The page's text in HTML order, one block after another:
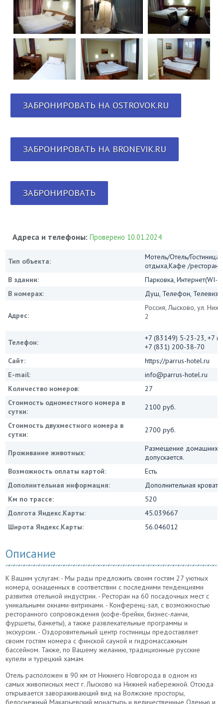
ЗАБРОНИРОВАТЬ НА OSTROVOK.RU
ЗАБРОНИРОВАТЬ НА BRONEVIK.RU
ЗАБРОНИРОВАТЬ
Адреса и телефоны:Проверено 10.01.2024
Тип объекта:
Мотель/Отель/
отдыха,Кафе /рестораны
В здании:
Парковка, Интернет(WI-
В номерах:
Душ, Телефон,
Адрес:
Россия, Лысково, ул.
2
Телефон:
+7 (83149) 5-23-23, +7
+7 (831) 200-38-70
Сайт:
https://parrus-hotel.ru
E-mail:
info@parrus-hotel.ru
Количество номеров:
27
Стоимость одноместного номера в
сутки:
2100 руб.
Стоимость двухместного номера в
сутки:
2700 руб.
Проживание животных:
Размещение домашних
допускается.
Возможность оплаты картой:
Есть
Дополнительная информация:
Дополнительная
Км по трассе:
520
Долгота Яндекс.Карты:
45.039667
Широта Яндекс.Карты:
56.046012
Описание
К Вашим услугам: - Мы рады предложить своим гостям 27 уютных
номера, оснащенных в соответствии с последними тенденциями
развития отельной индустрии. - Ресторан на 60 посадочных мест с
уникальными окнами-витринами. - Конференц-зал, с возможностью
ресторанного сопровождения (кофе-брейки, бизнес-ланчи,
фуршеты, банкеты), а также развлекательные программы и
экскурсии. - Оздоровительный центр гостиницы предоставляет
своим гостям номера с финской сауной и гидромассажным
бассейном. Также, по Вашему желанию, традиционные русские
купели и турецкий хамам.
Отель расположен в 90 км от Нижнего Новгорода в одном из
самых живописных мест г. Лысково на Нижней набережной. Отсюда
открывается завораживающий вид на Волжские просторы,
белоснежный Макарьевский монастырь и величественные Оленью и